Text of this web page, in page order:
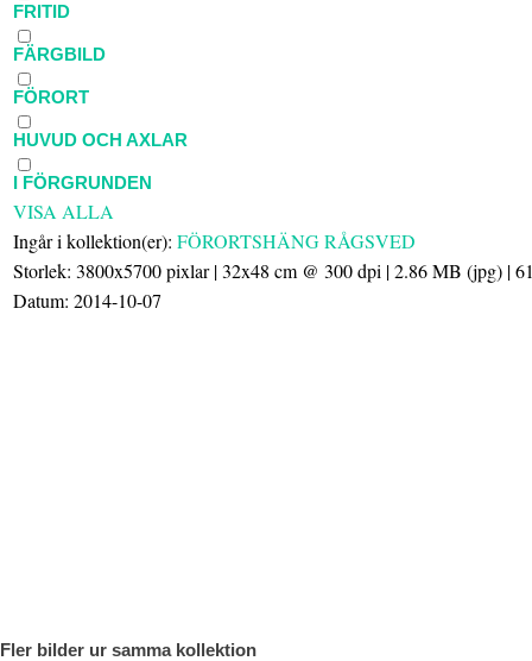
FRITID
FÄRGBILD
FÖRORT
HUVUD OCH AXLAR
I FÖRGRUNDEN
VISA ALLA
Ingår i kollektion(er): FÖRORTSHÄNG RÅGSVED
Storlek: 3800x5700 pixlar | 32x48 cm @ 300 dpi | 2.86 MB (jpg) |
Datum: 2014-10-07
Fler bilder ur samma kollektion